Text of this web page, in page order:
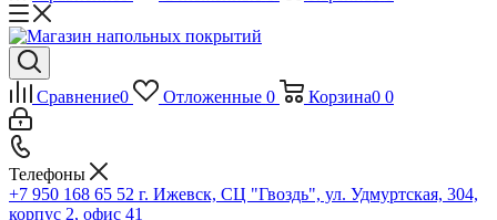
Сравнение0 Отложенные 0 Корзина0 0
Телефоны
+7 950 168 65 52 г. Ижевск, СЦ "Гвоздь", ул. Удмуртская, 304,
корпус 2, офис 41